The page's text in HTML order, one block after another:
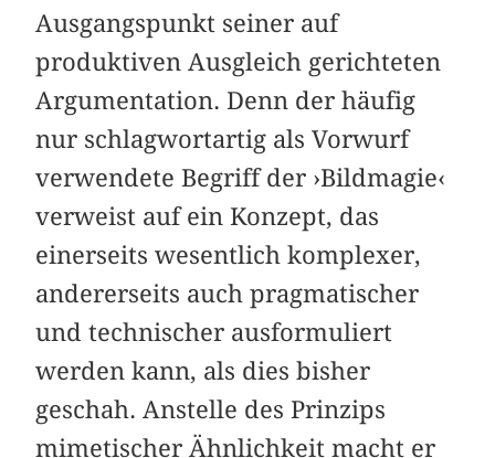
Ausgangspunkt seiner auf
produktiven Ausgleich gerichteten
Argumentation. Denn der häufig
nur schlagwortartig als Vorwurf
verwendete Begriff der ›Bildmagie‹
verweist auf ein Konzept, das
einerseits wesentlich komplexer,
andererseits auch pragmatischer
und technischer ausformuliert
werden kann, als dies bisher
geschah. Anstelle des Prinzips
mimetischer Ähnlichkeit macht er